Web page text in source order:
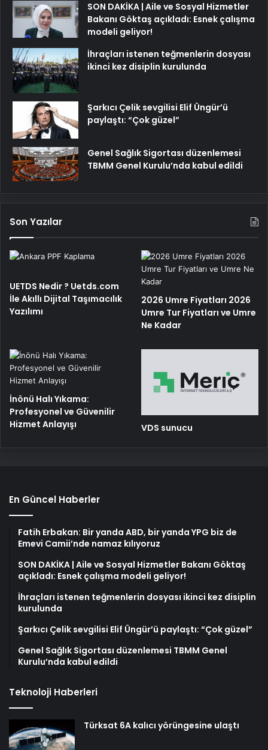
SON DAKİKA | Aile ve Sosyal Hizmetler
Bakanı Göktaş açıkladı: Esnek çalışma
modeli geliyor!
İhraçları istenen teğmenlerin dosyası
ikinci kez disiplin kurulunda
Şarkıcı Çelik sevgilisi Elif Üngür’ü
paylaştı: “Çok güzel”
Genel Sağlık Sigortası düzenlemesi
TBMM Genel Kurulu’nda kabul edildi
Son Yazılar
UETDS Nedir ? Uetds.com
İle Akıllı Dijital Taşımacılık
Yazılımı
2026 Umre Fiyatları 2026
Umre Tur Fiyatları ve Umre
Ne Kadar
İnönü Halı Yıkama:
Profesyonel ve Güvenilir
Hizmet Anlayışı
VDS sunucu
En Güncel Haberler
Fatih Erbakan: Bir yanda ABD, bir yanda YPG biz de
Emevi Camii’nde namaz kılıyoruz
SON DAKİKA | Aile ve Sosyal Hizmetler Bakanı Göktaş
açıkladı: Esnek çalışma modeli geliyor!
İhraçları istenen teğmenlerin dosyası ikinci kez disiplin
kurulunda
Şarkıcı Çelik sevgilisi Elif Üngür’ü paylaştı: “Çok güzel”
Genel Sağlık Sigortası düzenlemesi TBMM Genel
Kurulu’nda kabul edildi
Teknoloji Haberleri
Türksat 6A kalıcı yörüngesine ulaştı